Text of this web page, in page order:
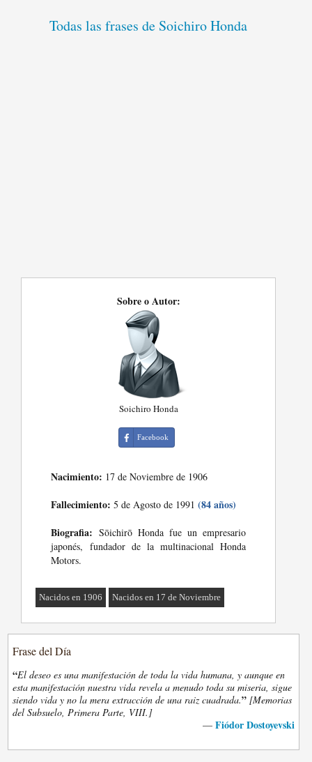
Todas las frases de Soichiro Honda
Sobre o Autor:
Soichiro Honda
Facebook
Nacimiento: 17 de Noviembre de 1906
Fallecimiento: 5 de Agosto de 1991(84 años)
Biografia: Sōichirō Honda fue un empresario
japonés, fundador de la multinacional Honda
Motors.
Nacidos en 1906 Nacidos en 17 de Noviembre
Frase del Día
“El deseo es una manifestación de toda la vida humana, y aunque en
esta manifestación nuestra vida revela a menudo toda su miseria, sigue
siendo vida y no la mera extracción de una raiz cuadrada.” [Memorias
del Subsuelo, Primera Parte, VIII.]
— Fiódor Dostoyevski